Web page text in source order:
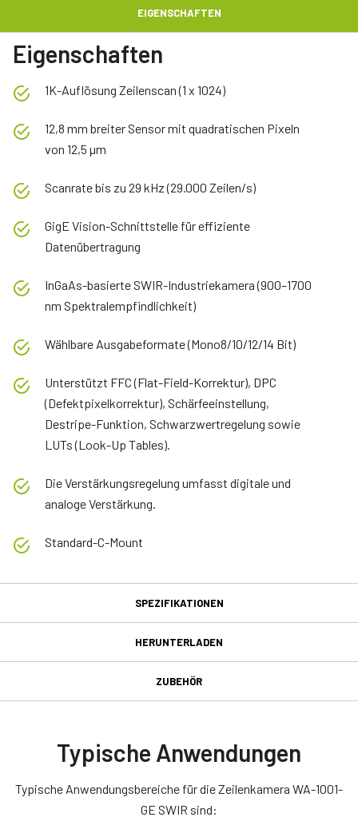
EIGENSCHAFTEN
Eigenschaften
1K-Auflösung Zeilenscan (1 x 1024)
12,8 mm breiter Sensor mit quadratischen Pixeln
von 12,5 µm
Scanrate bis zu 29 kHz (29.000 Zeilen/s)
GigE Vision-Schnittstelle für effiziente
Datenübertragung
InGaAs-basierte SWIR-Industriekamera (900–1700
nm Spektralempfindlichkeit)
Wählbare Ausgabeformate (Mono8/10/12/14 Bit)
Unterstützt FFC (Flat-Field-Korrektur), DPC
(Defektpixelkorrektur), Schärfeeinstellung,
Destripe-Funktion, Schwarzwertregelung sowie
LUTs (Look-Up Tables).
Die Verstärkungsregelung umfasst digitale und
analoge Verstärkung.
Standard-C-Mount
SPEZIFIKATIONEN
Spezifikationen
Line Scan
HERUNTERLADEN
Manual WAL-1001-GE & WAL-2001-GE
Datasheet WAL-1001-GE
ZUBEHÖR
Anschlusskabel
Netzkabel.
Typische Anwendungen
Typische Anwendungsbereiche für die Zeilenkamera WA-1001-
GE SWIR sind: